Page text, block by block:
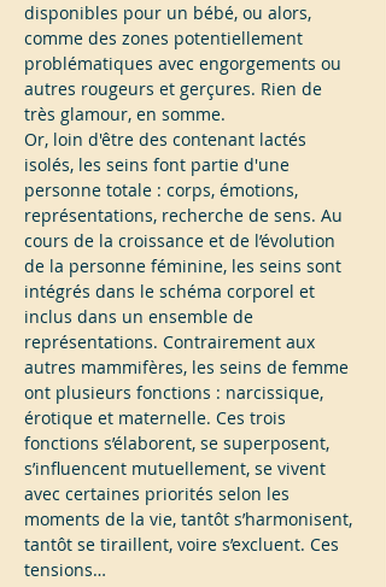
disponibles pour un bébé, ou alors,
comme des zones potentiellement
problématiques avec engorgements ou
autres rougeurs et gerçures. Rien de
très glamour, en somme.
Or, loin d'être des contenant lactés
isolés, les seins font partie d'une
personne totale : corps, émotions,
représentations, recherche de sens. Au
cours de la croissance et de l’évolution
de la personne féminine, les seins sont
intégrés dans le schéma corporel et
inclus dans un ensemble de
représentations. Contrairement aux
autres mammifères, les seins de femme
ont plusieurs fonctions : narcissique,
érotique et maternelle. Ces trois
fonctions s’élaborent, se superposent,
s’influencent mutuellement, se vivent
avec certaines priorités selon les
moments de la vie, tantôt s’harmonisent,
tantôt se tiraillent, voire s’excluent. Ces
tensions…